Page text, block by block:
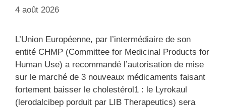
4 août 2026
L’Union Européenne, par l’intermédiaire de son
entité CHMP (Committee for Medicinal Products for
Human Use) a recommandé l’autorisation de mise
sur le marché de 3 nouveaux médicaments faisant
fortement baisser le cholestérol1 : le Lyrokaul
(lerodalcibep porduit par LIB Therapeutics) sera